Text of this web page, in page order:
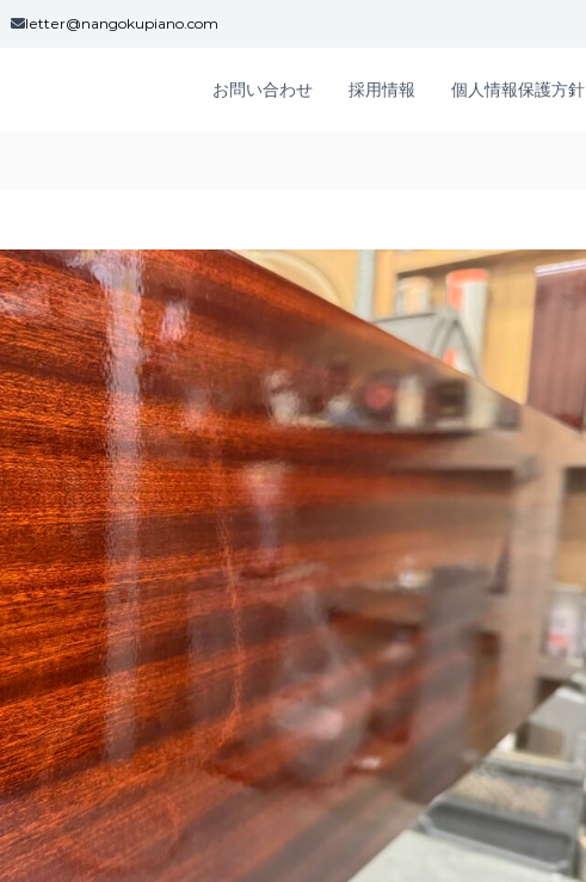
letter@nangokupiano.com
お問い合わせ 採用情報 個人情報保護方針